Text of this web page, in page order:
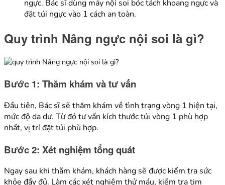
ngực. Bác sĩ dùng máy nội soi bóc tách khoang ngực và
đặt túi ngực vào 1 cách an toàn.
Quy trình Nâng ngực nội soi là gì?
Bước 1: Thăm khám và tư vấn
Đầu tiên, Bác sĩ sẽ thăm khám về tình trạng vòng 1 hiện tại,
mức độ da dư. Từ đó tư vấn kích thước túi vòng 1 phù hợp
nhất, vị trí đặt túi phù hợp.
Bước 2: Xét nghiệm tổng quát
Ngay sau khi thăm khám, khách hàng sẽ được kiểm tra sức
khỏe đầy đủ. Làm các xét nghiệm thử máu, kiểm tra tim